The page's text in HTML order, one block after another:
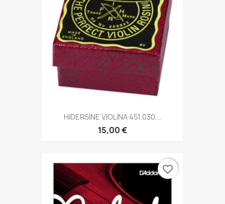
HIDERSINE VIOLINA 451.030...
15,00 €
favorite_border